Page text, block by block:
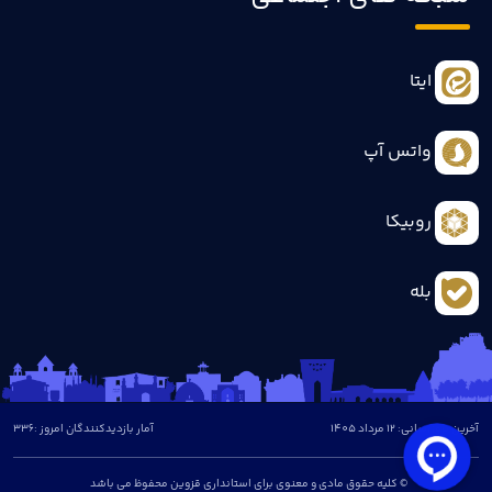
ایتا
واتس آپ
روبیکا
بله
آخرین بروزرسانی: 12 مرداد 1405
© کلیه حقوق مادی و معنوی برای استانداری قزوین محفوظ می باشد
آمار بازدیدکنندگان امروز :336